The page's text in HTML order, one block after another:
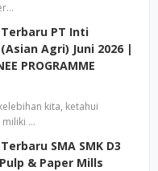
PT Inti
Agri) Juni 2026 |
PROGRAMME
kita, ketahui
miliki …
SMA SMK D3
& Paper Mills